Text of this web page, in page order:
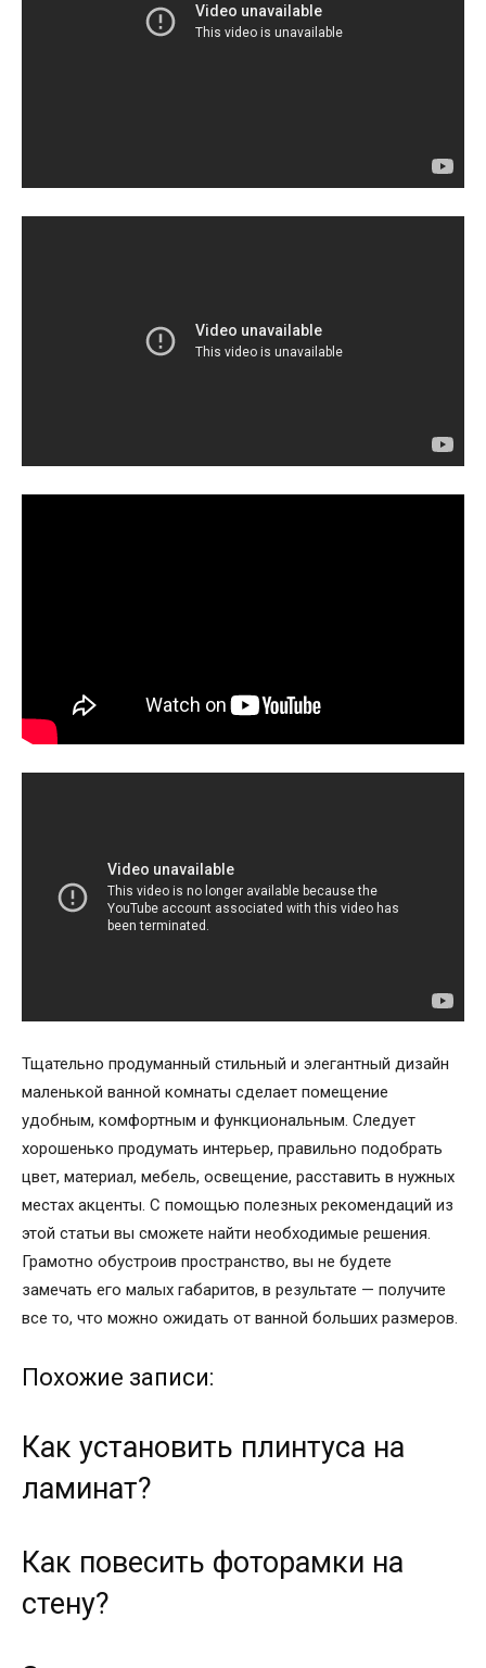
Тщательно продуманный стильный и элегантный дизайн
маленькой ванной комнаты сделает помещение
удобным, комфортным и функциональным. Следует
хорошенько продумать интерьер, правильно подобрать
цвет, материал, мебель, освещение, расставить в нужных
местах акценты. С помощью полезных рекомендаций из
этой статьи вы сможете найти необходимые решения.
Грамотно обустроив пространство, вы не будете
замечать его малых габаритов, в результате — получите
все то, что можно ожидать от ванной больших размеров.
Похожие записи:
Как установить плинтуса на
ламинат?
Как повесить фоторамки на
стену?